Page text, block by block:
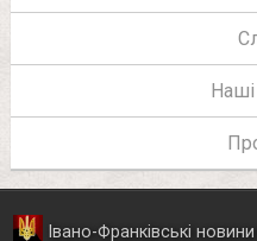
Івано-Франківські